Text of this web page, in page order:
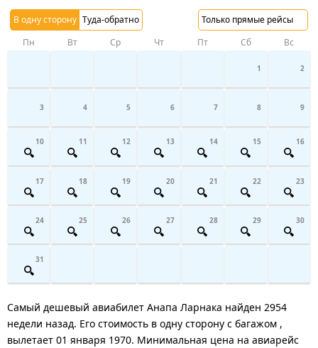
В одну сторону Туда-обратно Только прямые рейсы
Пн Вт Ср Чт Пт Сб Вс
1 2
3 4 5 6 7 8 9
10 11 12 13 14 15 16
17 18 19 20 21 22 23
24 25 26 27 28 29 30
31
Самый дешевый авиабилет Анапа Ларнака найден 2954
недели назад. Его стоимость в одну сторону с багажом ,
вылетает 01 января 1970. Минимальная цена на авиарейс